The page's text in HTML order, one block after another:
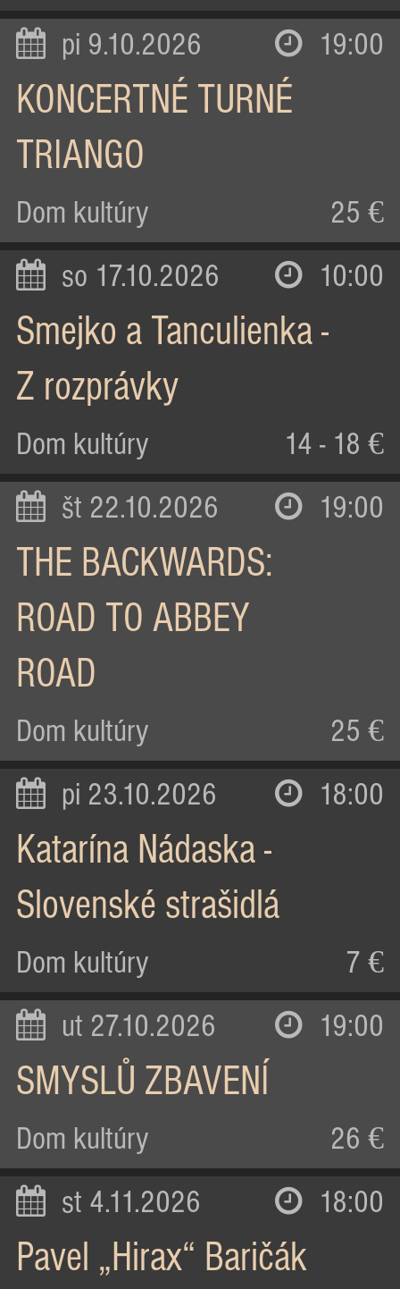
pi 9.10.2026 19:00
KONCERTNÉ TURNÉ
TRIANGO
Dom kultúry 25 €
so 17.10.2026 10:00
Smejko a Tanculienka -
Z rozprávky
Dom kultúry 14 - 18 €
št 22.10.2026 19:00
THE BACKWARDS:
ROAD TO ABBEY
ROAD
Dom kultúry 25 €
pi 23.10.2026 18:00
Katarína Nádaska -
Slovenské strašidlá
Dom kultúry 7 €
ut 27.10.2026 19:00
SMYSLŮ ZBAVENÍ
Dom kultúry 26 €
st 4.11.2026 18:00
Pavel „Hirax“ Baričák